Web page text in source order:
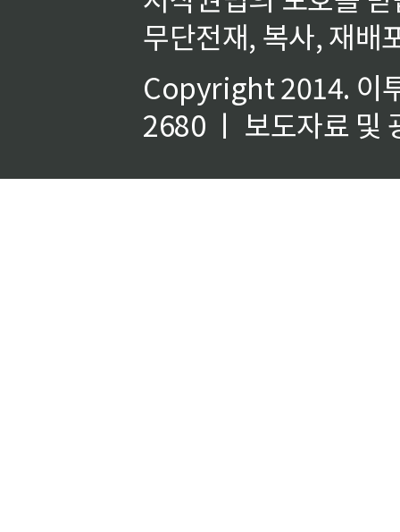
무단전재, 복사, 재배
Copyright 2014. 이
2680 ㅣ 보도자료